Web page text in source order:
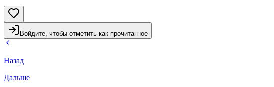
Войдите, чтобы отметить как прочитанное
Назад
Дальше